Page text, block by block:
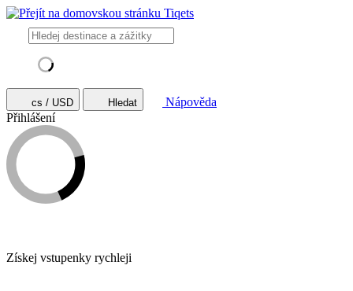
cs / USD Hledat
Nápověda
Přihlášení
Získej vstupenky rychleji